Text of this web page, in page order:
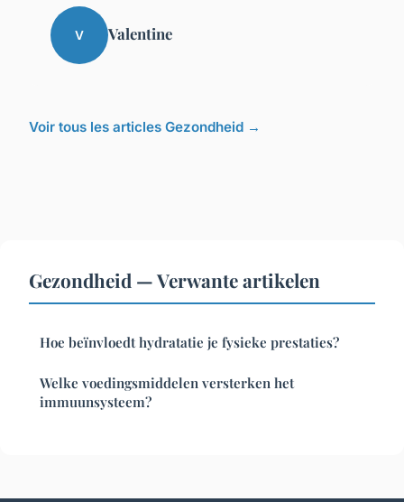
V Valentine
Voir tous les articles Gezondheid →
Gezondheid — Verwante artikelen
Hoe beïnvloedt hydratatie je fysieke prestaties?
Welke voedingsmiddelen versterken het
immuunsysteem?